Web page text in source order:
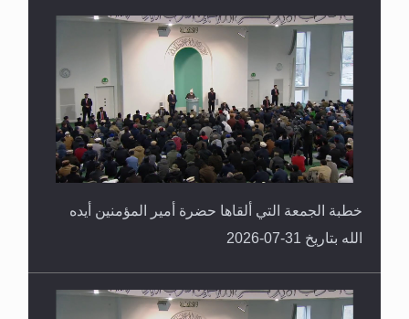
القرآن قاضٍ وحكمٌ على السنة ومهيمنٌ عليها.. ليس
العكس
خطبة الجمعة التي ألقاها حضرة أمير المؤمنين أيده
الله بتاريخ 31-07-2026